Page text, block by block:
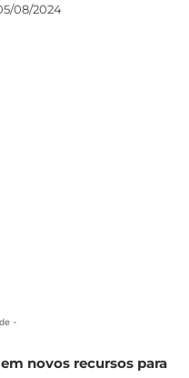
08/2024
-
novos recursos para